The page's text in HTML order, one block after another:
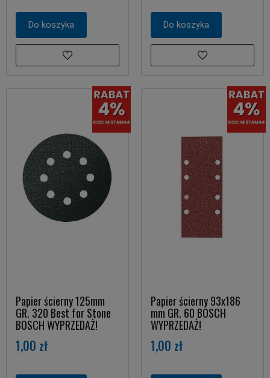
Do koszyka Do koszyka
Papier ścierny 125mm
GR. 320 Best for Stone
BOSCH WYPRZEDAŻ!
1,00 zł
Papier ścierny 93x186
mm GR. 60 BOSCH
WYPRZEDAŻ!
1,00 zł